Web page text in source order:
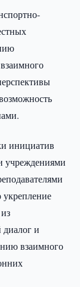
инициатив
учреждениями
и
взаимного